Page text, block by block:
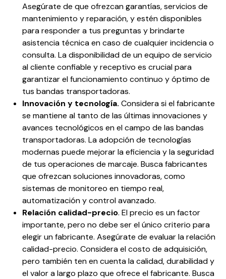
Asegúrate de que ofrezcan garantías, servicios de
mantenimiento y reparación, y estén disponibles
para responder a tus preguntas y brindarte
asistencia técnica en caso de cualquier incidencia o
consulta. La disponibilidad de un equipo de servicio
al cliente confiable y receptivo es crucial para
garantizar el funcionamiento continuo y óptimo de
tus bandas transportadoras.
Innovación y tecnología. Considera si el fabricante
se mantiene al tanto de las últimas innovaciones y
avances tecnológicos en el campo de las bandas
transportadoras. La adopción de tecnologías
modernas puede mejorar la eficiencia y la seguridad
de tus operaciones de marcaje. Busca fabricantes
que ofrezcan soluciones innovadoras, como
sistemas de monitoreo en tiempo real,
automatización y control avanzado.
Relación calidad-precio. El precio es un factor
importante, pero no debe ser el único criterio para
elegir un fabricante. Asegúrate de evaluar la relación
calidad-precio. Considera el costo de adquisición,
pero también ten en cuenta la calidad, durabilidad y
el valor a largo plazo que ofrece el fabricante. Busca